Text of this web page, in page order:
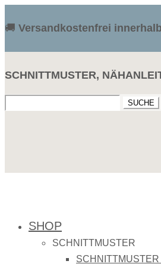
🚚 Versandkostenfrei
SCHNITTMUSTER,
SHOP
SCHNITTMUSTER
SCHNITTMUSTER